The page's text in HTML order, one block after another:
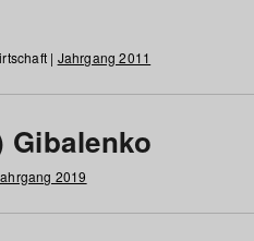
| Jahrgang 2011
Gibalenko
2019